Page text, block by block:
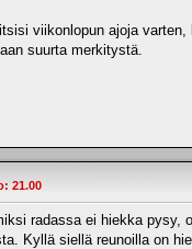
viikonlopun ajoja
suurta merkitystä.
21.00
radassa ei hiekka pysy,
Kyllä siellä reunoilla on